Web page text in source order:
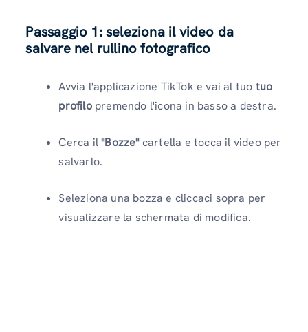
Passaggio 1: seleziona il video da
salvare nel rullino fotografico
Avvia l'applicazione TikTok e vai al tuo tuo
profilopremendo l'icona in basso a destra.
Cerca il"Bozze"cartella e tocca il video per
salvarlo.
Seleziona una bozza e cliccaci sopra per
visualizzare la schermata di modifica.